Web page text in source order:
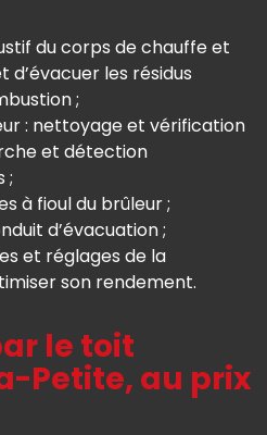
du corps de chauffe et
les résidus
;
: nettoyage et vérification
et détection
;
à fioul du brûleur ;
d’évacuation ;
et réglages de la
son rendement.
le toit
Petite, au prix